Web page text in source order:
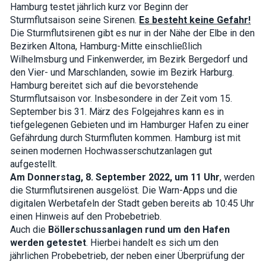
Hamburg testet jährlich kurz vor Beginn der
Sturmflutsaison seine Sirenen. Es besteht keine Gefahr!
Die Sturmflutsirenen gibt es nur in der Nähe der Elbe in den
Bezirken Altona, Hamburg-Mitte einschließlich
Wilhelmsburg und Finkenwerder, im Bezirk Bergedorf und
den Vier- und Marschlanden, sowie im Bezirk Harburg.
Hamburg bereitet sich auf die bevorstehende
Sturmflutsaison vor. Insbesondere in der Zeit vom 15.
September bis 31. März des Folgejahres kann es in
tiefgelegenen Gebieten und im Hamburger Hafen zu einer
Gefährdung durch Sturmfluten kommen. Hamburg ist mit
seinen modernen Hochwasserschutzanlagen gut
aufgestellt.
Am Donnerstag, 8. September 2022, um 11 Uhr, werden
die Sturmflutsirenen ausgelöst. Die Warn-Apps und die
digitalen Werbetafeln der Stadt geben bereits ab 10:45 Uhr
einen Hinweis auf den Probebetrieb.
Auch die Böllerschussanlagen rund um den Hafen
werden getestet. Hierbei handelt es sich um den
jährlichen Probebetrieb, der neben einer Überprüfung der
and
structure,
based on
how the
website is
Experience
In order for
our website
to perform
as well as
possible
during your
visit. If you
cookies,
some
functionality
will
from the
website.